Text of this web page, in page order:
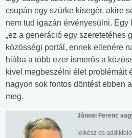
csupán egy szürke kisegér, akire
nem tud igazán érvényesülni. Egy
„ez a generáció egy szeretetéhes
közösségi portál, ennek ellenére
hiába a több ezer ismerős a
kivel megbeszélni élet problémáit
nagyon sok fontos döntést ebben
meg.
Jánosi Ferenc
lelkész és